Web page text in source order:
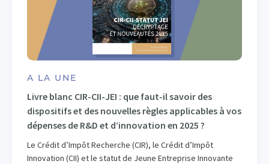
A LA UNE
Livre blanc CIR-CII-JEI : que faut-il savoir des
dispositifs et des nouvelles règles applicables à vos
dépenses de R&D et d’innovation en 2025 ?
Le Crédit d’Impôt Recherche (CIR), le Crédit d’Impôt
Innovation (CII) et le statut de Jeune Entreprise Innovante